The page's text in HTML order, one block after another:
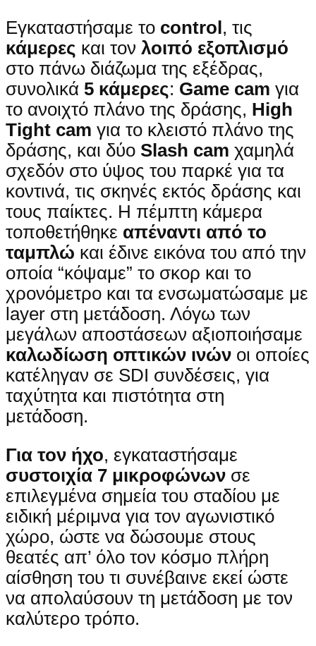
Εγκαταστήσαμε το control , τις
κάμερες και τον λοιπό εξοπλισμό
στο πάνω διάζωμα της εξέδρας,
συνολικά 5 κάμερες: Game cam για
το ανοιχτό πλάνο της δράσης, High
Tight cam για το κλειστό πλάνο της
δράσης, και δύο Slash cam χαμηλά
σχεδόν στο ύψος του παρκέ για τα
κοντινά, τις σκηνές εκτός δράσης και
τους παίκτες. Η πέμπτη κάμερα
τοποθετήθηκε απέναντι από το
ταμπλώ και έδινε εικόνα του από την
οποία “κόψαμε” το σκορ και το
χρονόμετρο και τα ενσωματώσαμε με
layer στη μετάδοση. Λόγω των
μεγάλων αποστάσεων αξιοποιήσαμε
καλωδίωση οπτικών ινών οι οποίες
κατέληγαν σε SDI συνδέσεις, για
ταχύτητα και πιστότητα στη
μετάδοση.
Για τον ήχο, εγκαταστήσαμε
συστοιχία 7 μικροφώνων σε
επιλεγμένα σημεία του σταδίου με
ειδική μέριμνα για τον αγωνιστικό
χώρο, ώστε να δώσουμε στους
θεατές απ’ όλο τον κόσμο πλήρη
αίσθηση του τι συνέβαινε εκεί ώστε
να απολαύσουν τη μετάδοση με τον
καλύτερο τρόπο.